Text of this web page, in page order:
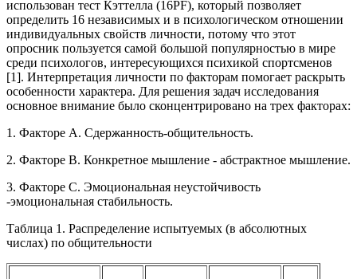
использован тест Кэттелла (16PF), который позволяет
определить 16 независимых и в психологическом отношении
индивидуальных свойств личности, потому что этот
опросник пользуется самой большой популярностью в мире
среди психологов, интересующихся психикой спортсменов
[1]. Интерпретация личности по факторам помогает раскрыть
особенности характера. Для решения задач исследования
основное внимание было сконцентрировано на трех факторах:
1. Факторе A. Сдержанность-общительность.
2. Факторе B. Конкретное мышление - абстрактное мышление.
3. Факторе C. Эмоциональная неустойчивость
-эмоциональная стабильность.
Таблица 1. Распределение испытуемых (в абсолютных
числах) по общительности